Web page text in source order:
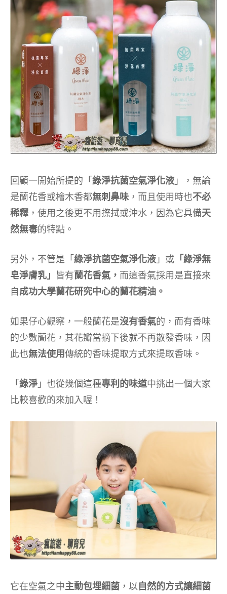
回顧一開始所提的「綠淨抗菌空氣淨化液 」，無論
是蘭花香或檜木香都無刺鼻味 ，而且使用時也不必
稀釋 ，使用之後更不用摖拭或沖水，因為它具備天
然無毒的特點。
另外，不管是「綠淨抗菌空氣淨化液 」或 「綠淨無
皂淨膚乳」 皆有蘭花香氣， 而這香氣採用是直接來
自成功大學蘭花研究中心的蘭花精油。
如果仔心觀察，一般蘭花是沒有香氣的，而有香味
的少數蘭花，其花瓣當摘下後就不再散發香味，因
此也無法使用傳統的香味提取方式來提取香味。
「綠淨 」也從幾個這種專利的味道中挑出一個大家
比較喜歡的來加入喔！
它在空氣之中主動包埋細菌 ，以 自然的方式讓細菌